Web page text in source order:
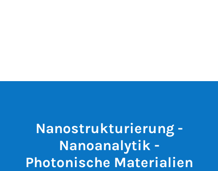
Nanostrukturierung -
Nanoanalytik -
Photonische Materialien